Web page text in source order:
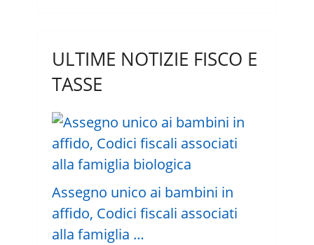
ULTIME NOTIZIE FISCO E
TASSE
Assegno unico ai bambini in
affido, Codici fiscali associati
alla famiglia …